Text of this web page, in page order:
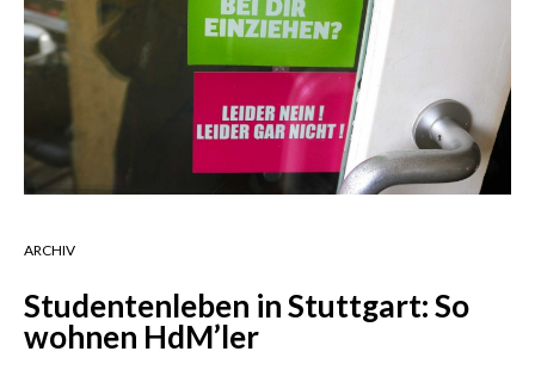
ARCHIV
Studentenleben in Stuttgart: So
wohnen HdM’ler